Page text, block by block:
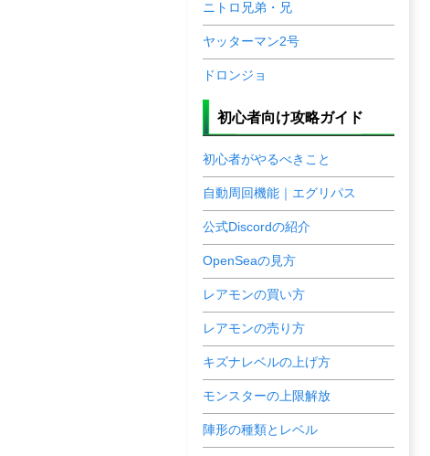
ニトロ兄弟・兄
ヤッターマン2号
ドロンジョ
初心者向け攻略ガイド
初心者がやるべきこと
自動周回機能｜エグリパス
公式Discordの紹介
OpenSeaの見方
レアモンの買い方
レアモンの売り方
キズナレベルの上げ方
モンスターの上限解放
陣形の種類とレベル